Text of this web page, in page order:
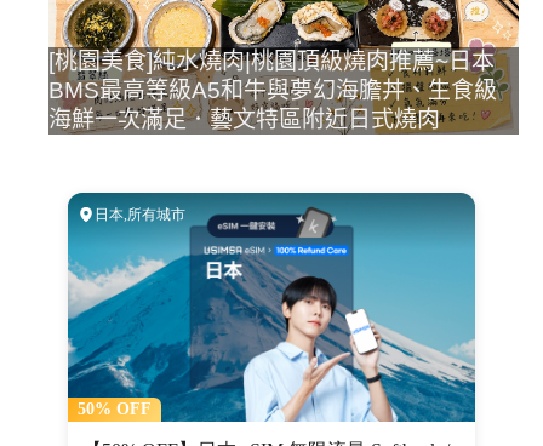
[桃園美食]純水燒肉|桃園頂級燒肉推薦~日本
BMS最高等級A5和牛與夢幻海膽丼、生食級
海鮮一次滿足．藝文特區附近日式燒肉